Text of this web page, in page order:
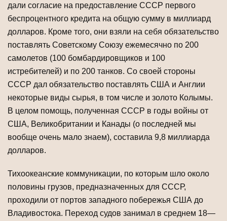
дали со­гласие на предоставление СССР первого
беспроцентного кредита на общую сум­му в миллиард
долларов. Кроме того, они взяли на себя обязательство
поставлять Советскому Союзу ежемесячно по 200
самолетов (100 бомбардиров­щиков и 100
истребителей) и по 200 танков. Со своей стороны
СССР дал обяза­тельство поставлять США и Англии
некоторые виды сырья, в том числе и золото Колымы.
В целом помощь, полученная СССР в годы войны от
США, Великобрита­нии и Канады (о последней мы
вообще очень мало знаем), составила 9,8 милли­арда
долларов.
Тихоокеанские коммуникации, по которым шло около
половины грузов, пред­назначенных для СССР,
проходили от портов западного побережья США до
Вла­дивостока. Переход судов занимал в среднем 18—